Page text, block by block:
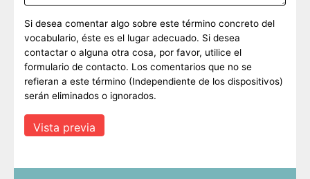
Si desea comentar algo sobre este término concreto del
vocabulario, éste es el lugar adecuado. Si desea
contactar o alguna otra cosa, por favor, utilice el
formulario de contacto. Los comentarios que no se
refieran a este término (Independiente de los dispositivos)
serán eliminados o ignorados.